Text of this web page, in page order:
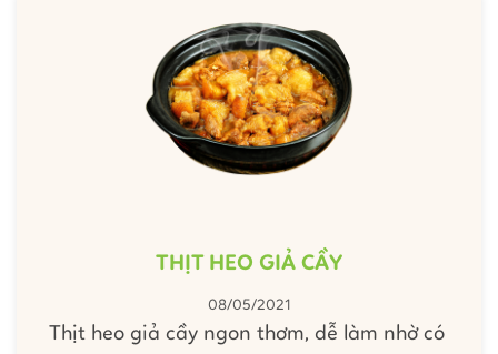
THỊT HEO GIẢ CẦY
08/05/2021
Thịt heo giả cầy ngon thơm, dễ làm nhờ có